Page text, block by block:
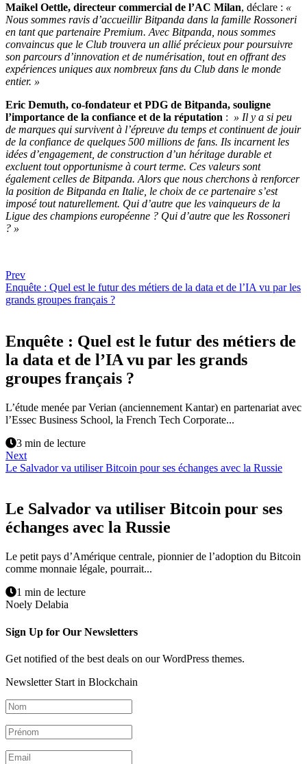
Maikel Oettle, directeur commercial de l’AC Milan, déclare : «
Nous sommes ravis d’accueillir Bitpanda dans la famille Rossoneri
en tant que partenaire Premium. Avec Bitpanda, nous sommes
convaincus que le Club trouvera un allié précieux pour poursuivre
son parcours d’innovation et de numérisation, tout en offrant des
expériences uniques aux nombreux fans du Club dans le monde
entier. »
Eric Demuth, co-fondateur et PDG de Bitpanda, souligne
l’importance de la confiance et de la réputation : » Il y a si peu
de marques qui survivent à l’épreuve du temps et continuent de jouir
de la confiance de quelques 500 millions de fans. Ils incarnent les
idées d’engagement, de construction d’un héritage durable et
excluent tout opportunisme à court terme. Ces valeurs sont
également celles de Bitpanda. Alors que nous cherchons à renforcer
la position de Bitpanda en Italie, le choix de ce partenaire s’est
imposé tout naturellement. Qui d’autre que les vainqueurs de la
Ligue des champions européenne ? Qui d’autre que les Rossoneri
? »
Prev
Enquête : Quel est le futur des métiers de la data et de l’IA vu par les
grands groupes français ?
Enquête : Quel est le futur des métiers de
la data et de l’IA vu par les grands
groupes français ?
L’étude menée par Verian (anciennement Kantar) en partenariat avec
l’Essec Business School, la French Tech Corporate...
3 min de lecture
Next
Le Salvador va utiliser Bitcoin pour ses échanges avec la Russie
Le Salvador va utiliser Bitcoin pour ses
échanges avec la Russie
Le petit pays d’Amérique centrale, pionnier de l’adoption du Bitcoin
comme monnaie légale, pourrait...
1 min de lecture
Noely Delabia
Sign Up for Our Newsletters
Get notified of the best deals on our WordPress themes.
Newsletter Start in Blockchain